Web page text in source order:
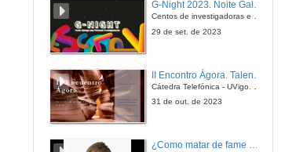
29 de abr. de 2016
29 de abr. de 2016
G-Night 2023. Noite Galega das Persoas Investigadoras. Conciencias creativas
Centos de investigadoras e investigadores, decenas de actividades e sete cidades
29 de set. de 2023
Cátedra Telefónica - UVigo. Espazos de innovación
31 de out. de 2023
¿Como matar de fame as bacterias?